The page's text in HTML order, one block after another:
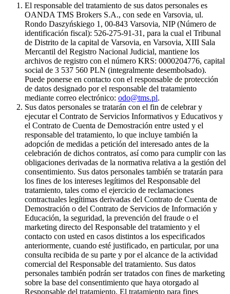
El responsable del tratamiento de sus datos personales es
OANDA TMS Brokers S.A., con sede en Varsovia, ul.
Rondo Daszyńskiego 1, 00-843 Varsovia, NIP (Número de
identificación fiscal): 526-275-91-31, para la cual el Tribunal
de Distrito de la capital de Varsovia, en Varsovia, XIII Sala
Mercantil del Registro Nacional Judicial, mantiene los
archivos de registro con el número KRS: 0000204776, capital
social de 3 537 560 PLN (integralmente desembolsado).
Puede ponerse en contacto con el responsable de protección
de datos designado por el responsable del tratamiento
mediante correo electrónico: odo@tms.pl.
Sus datos personales se tratarán con el fin de celebrar y
ejecutar el Contrato de Servicios Informativos y Educativos y
el Contrato de Cuenta de Demostración entre usted y el
responsable del tratamiento, lo que incluye también la
adopción de medidas a petición del interesado antes de la
celebración de dichos contratos, así como para cumplir con las
obligaciones derivadas de la normativa relativa a la gestión del
consentimiento. Sus datos personales también se tratarán para
los fines de los intereses legítimos del Responsable del
tratamiento, tales como el ejercicio de reclamaciones
contractuales legítimas derivadas del Contrato de Cuenta de
Demostración o del Contrato de Servicios de Información y
Educación, la seguridad, la prevención del fraude o el
marketing directo del Responsable del tratamiento y el
contacto con usted en casos distintos a los especificados
anteriormente, cuando esté justificado, en particular, por una
consulta recibida de su parte y por el alcance de la actividad
comercial del Responsable del tratamiento. Sus datos
personales también podrán ser tratados con fines de marketing
sobre la base del consentimiento que haya otorgado al
Responsable del tratamiento. El tratamiento para fines